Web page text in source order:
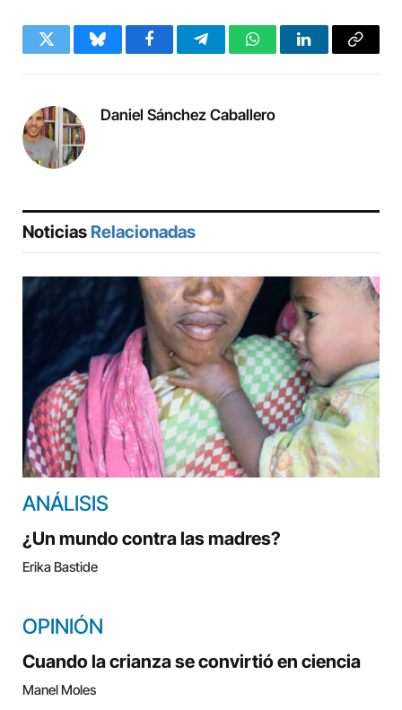
Twitter BlueskyFacebookTelegramWhatsAppLinkedInCopy
Daniel Sánchez Caballero
Noticias Relacionadas
ANÁLISIS
¿Un mundo contra las madres?
Erika Bastide
OPINIÓN
Cuando la crianza se convirtió en ciencia
Manel Moles